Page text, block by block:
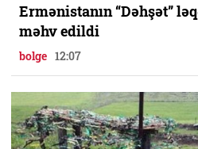
Ermənistanın “Dəhşət”
məhv edildi
bolge 12:07